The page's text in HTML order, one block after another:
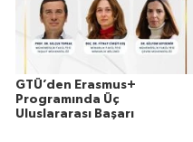
GTÜ’den Erasmus+
Programında Üç
Uluslararası Başarı